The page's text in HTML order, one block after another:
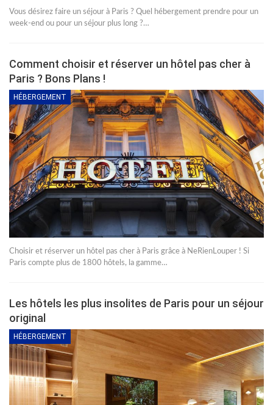
Vous désirez faire un séjour à Paris ? Quel hébergement prendre pour un
week-end ou pour un séjour plus long ?…
Comment choisir et réserver un hôtel pas cher à
Paris ? Bons Plans !
HÉBERGEMENT
Choisir et réserver un hôtel pas cher à Paris grâce à NeRienLouper ! Si
Paris compte plus de 1800 hôtels, la gamme…
Les hôtels les plus insolites de Paris pour un séjour
original
HÉBERGEMENT